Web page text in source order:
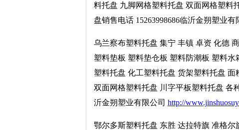
料托盘 九脚网格塑料托盘 双面网格塑料
盘销售电话 15263998686临沂金朔塑业有
乌兰察布塑料托盘 集宁 丰镇 卓资 化德
塑料垫板 塑料垫仓板 塑料防潮板 塑料
塑料托盘 化工塑料托盘 货架塑料托盘
双面网格塑料托盘 川字平板塑料托盘 各
沂金朔塑业有限公司 http://
鄂尔多斯塑料托盘 东胜 达拉特旗 准格